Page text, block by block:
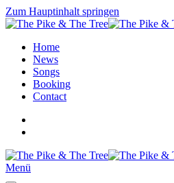
Zum Hauptinhalt springen
Home
News
Songs
Booking
Contact
Menü